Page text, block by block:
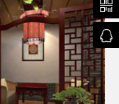

